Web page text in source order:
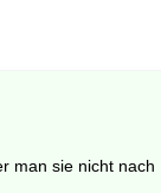
man sie nicht nach